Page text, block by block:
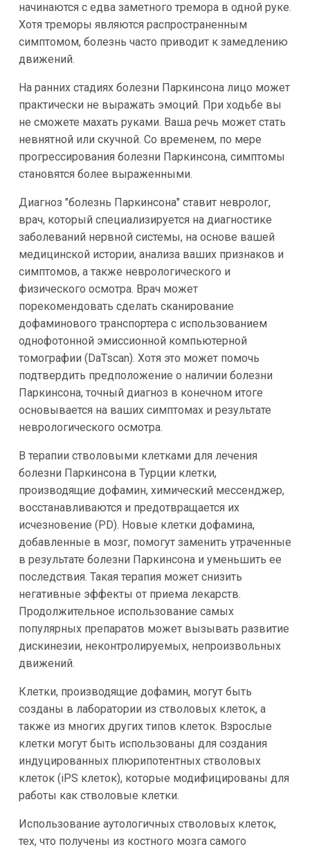
начинаются с едва заметного тремора в одной руке.
Хотя треморы являются распространенным
симптомом, болезнь часто приводит к замедлению
движений.
На ранних стадиях болезни Паркинсона лицо может
практически не выражать эмоций. При ходьбе вы
не сможете махать руками. Ваша речь может стать
невнятной или скучной. Со временем, по мере
прогрессирования болезни Паркинсона, симптомы
становятся более выраженными.
Диагноз "болезнь Паркинсона" ставит невролог,
врач, который специализируется на диагностике
заболеваний нервной системы, на основе вашей
медицинской истории, анализа ваших признаков и
симптомов, а также неврологического и
физического осмотра. Врач может
порекомендовать сделать сканирование
дофаминового транспортера с использованием
однофотонной эмиссионной компьютерной
томографии (DaTscan). Хотя это может помочь
подтвердить предположение о наличии болезни
Паркинсона, точный диагноз в конечном итоге
основывается на ваших симптомах и результате
неврологического осмотра.
В терапии стволовыми клетками для лечения
болезни Паркинсона в Турции клетки,
производящие дофамин, химический мессенджер,
восстанавливаются и предотвращается их
исчезновение (PD). Новые клетки дофамина,
добавленные в мозг, помогут заменить утраченные
в результате болезни Паркинсона и уменьшить ее
последствия. Такая терапия может снизить
негативные эффекты от приема лекарств.
Продолжительное использование самых
популярных препаратов может вызывать развитие
дискинезии, неконтролируемых, непроизвольных
движений.
Клетки, производящие дофамин, могут быть
созданы в лаборатории из стволовых клеток, а
также из многих других типов клеток. Взрослые
клетки могут быть использованы для создания
индуцированных плюрипотентных стволовых
клеток (iPS клеток), которые модифицированы для
работы как стволовые клетки.
Использование аутологичных стволовых клеток,
тех, что получены из костного мозга самого